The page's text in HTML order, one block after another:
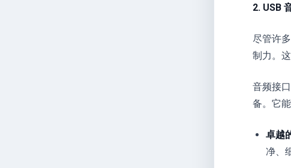
2. USB
尽管许
制力。
音频接
备。它能
卓越
净、